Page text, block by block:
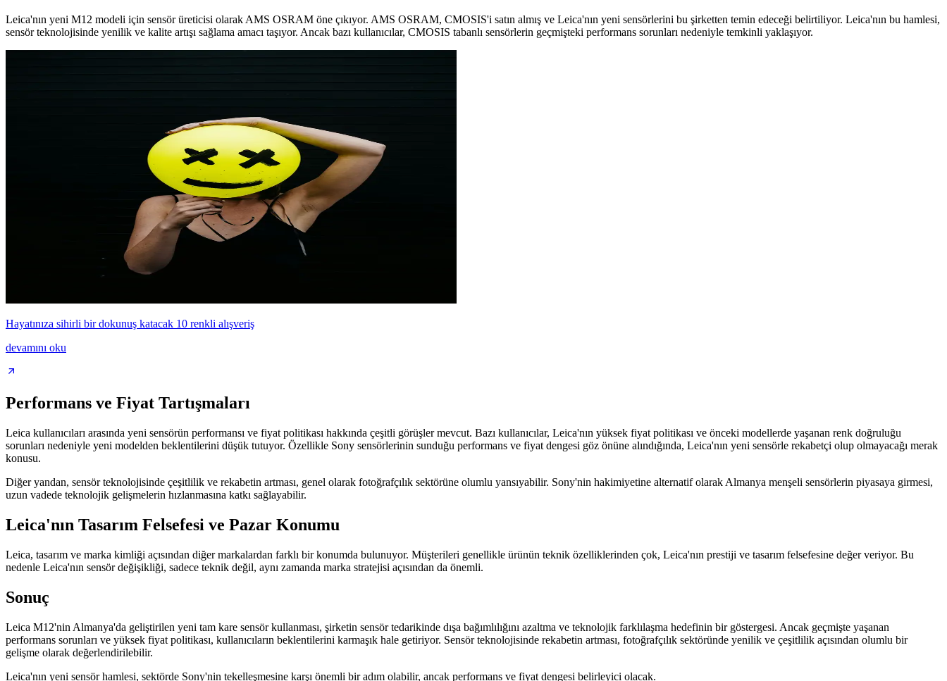
Leica'nın yeni M12 modeli için sensör üreticisi olarak AMS OSRAM öne çıkıyor. AMS OSRAM, CMOSIS'i satın almış ve Leica'nın yeni sensörlerini bu şirketten temin edeceği belirtiliyor. Leica'nın bu hamlesi,
sensör teknolojisinde yenilik ve kalite artışı sağlama amacı taşıyor. Ancak bazı kullanıcılar, CMOSIS tabanlı sensörlerin geçmişteki performans sorunları nedeniyle temkinli yaklaşıyor.
Hayatınıza sihirli bir dokunuş katacak 10 renkli alışveriş
devamını oku
Performans ve Fiyat Tartışmaları
Leica kullanıcıları arasında yeni sensörün performansı ve fiyat politikası hakkında çeşitli görüşler mevcut. Bazı kullanıcılar, Leica'nın yüksek fiyat politikası ve önceki modellerde yaşanan renk doğruluğu
sorunları nedeniyle yeni modelden beklentilerini düşük tutuyor. Özellikle Sony sensörlerinin sunduğu performans ve fiyat dengesi göz önüne alındığında, Leica'nın yeni sensörle rekabetçi olup olmayacağı merak
konusu.
Diğer yandan, sensör teknolojisinde çeşitlilik ve rekabetin artması, genel olarak fotoğrafçılık sektörüne olumlu yansıyabilir. Sony'nin hakimiyetine alternatif olarak Almanya menşeli sensörlerin piyasaya girmesi,
uzun vadede teknolojik gelişmelerin hızlanmasına katkı sağlayabilir.
Leica'nın Tasarım Felsefesi ve Pazar Konumu
Leica, tasarım ve marka kimliği açısından diğer markalardan farklı bir konumda bulunuyor. Müşterileri genellikle ürünün teknik özelliklerinden çok, Leica'nın prestiji ve tasarım felsefesine değer veriyor. Bu
nedenle Leica'nın sensör değişikliği, sadece teknik değil, aynı zamanda marka stratejisi açısından da önemli.
Sonuç
Leica M12'nin Almanya'da geliştirilen yeni tam kare sensör kullanması, şirketin sensör tedarikinde dışa bağımlılığını azaltma ve teknolojik farklılaşma hedefinin bir göstergesi. Ancak geçmişte yaşanan
performans sorunları ve yüksek fiyat politikası, kullanıcıların beklentilerini karmaşık hale getiriyor. Sensör teknolojisinde rekabetin artması, fotoğrafçılık sektöründe yenilik ve çeşitlilik açısından olumlu bir
gelişme olarak değerlendirilebilir.
Leica'nın yeni sensör hamlesi, sektörde Sony'nin tekelleşmesine karşı önemli bir adım olabilir, ancak performans ve fiyat dengesi belirleyici olacak.